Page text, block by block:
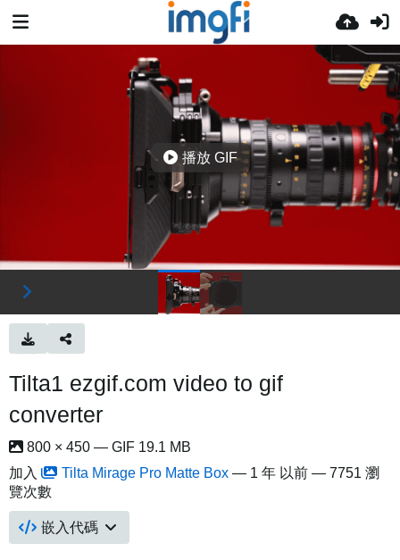
播放 GIF
Tilta1 ezgif.com video to gif
converter
800 × 450 — GIF 19.1 MB
加入
Tilta Mirage Pro Matte Box — 1 年 以前 — 7751 瀏
覽次數
嵌入代碼